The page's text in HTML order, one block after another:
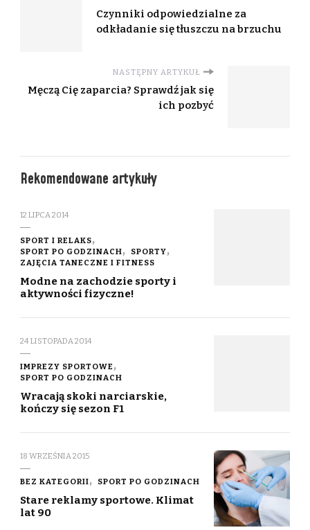
Czynniki odpowiedzialne za
odkładanie się tłuszczu na brzuchu
NASTĘPNY ARTYKUŁ
Męczą Cię zaparcia? Sprawdź jak się
ich pozbyć
Rekomendowane artykuły
12 LIPCA 2014
SPORT I RELAKS
SPORT PO GODZINACH
SPORTY
ZAJĘCIA TANECZNE I FITNESS
Modne na zachodzie sporty i
aktywności fizyczne!
24 LISTOPADA 2014
IMPREZY SPORTOWE
SPORT PO GODZINACH
Wracają skoki narciarskie,
kończy się sezon F1
18 WRZEŚNIA 2015
BEZ KATEGORII SPORT PO GODZINACH
Stare reklamy sportowe. Klimat
lat 90